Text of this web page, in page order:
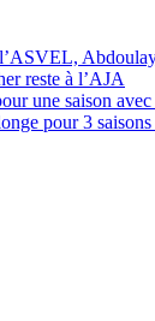
reste à l’AJA
une saison
pour 3